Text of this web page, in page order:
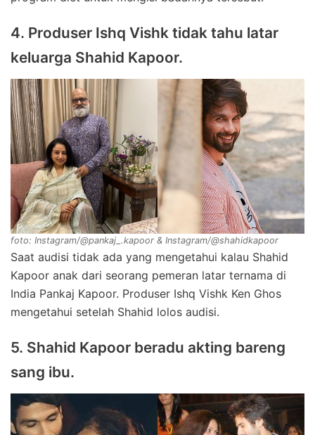
4. Produser Ishq Vishk tidak tahu latar
keluarga Shahid Kapoor.
foto: Instagram/@pankaj_.kapoor & Instagram/@shahidkapoor
Saat audisi tidak ada yang mengetahui kalau Shahid
Kapoor anak dari seorang pemeran latar ternama di
India Pankaj Kapoor. Produser Ishq Vishk Ken Ghos
mengetahui setelah Shahid lolos audisi.
5. Shahid Kapoor beradu akting bareng
sang ibu.